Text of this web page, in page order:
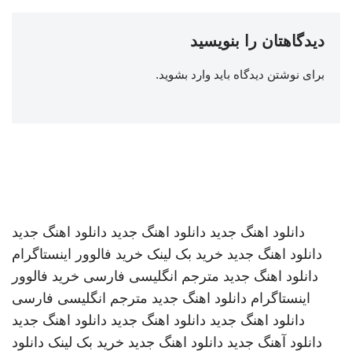
دیدگاهتان را بنویسید
برای نوشتن دیدگاه باید وارد بشوید.
دانلود اهنگ جدید دانلود اهنگ جدید دانلود اهنگ جدید
دانلود اهنگ جدید خرید بک لینک خرید فالوور اینستاگرام
دانلود اهنگ جدید مترجم انگلیسی فارسی خرید فالوور
اینستاگرام دانلود اهنگ جدید مترجم انگلیسی فارسی
دانلود اهنگ جدید دانلود اهنگ جدید دانلود اهنگ جدید
دانلود آهنگ جدید دانلود اهنگ جدید خرید بک لینک دانلود